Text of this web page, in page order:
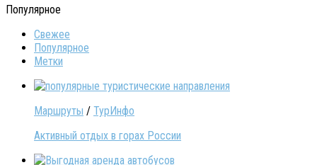
Популярное
Свежее
Популярное
Метки
Маршруты / ТурИнфо
Активный отдых в горах России